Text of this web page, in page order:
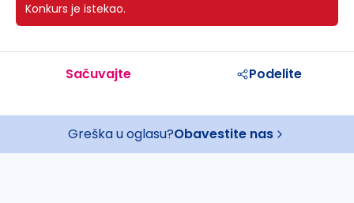
Konkurs je istekao.
Sačuvajte Podelite
Greška u oglasu?Obavestite nas